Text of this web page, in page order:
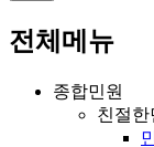
전체메뉴
종합민원
친절한